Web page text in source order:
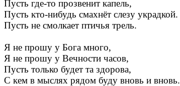
Пусть где-то прозвенит капель,
Пусть кто-нибудь смахнёт слезу украдкой.
Пусть не смолкает птичья трель.
Я не прошу у Бога много,
Я не прошу у Вечности часов,
Пусть только будет та здорова,
С кем в мыслях рядом буду вновь и вновь.